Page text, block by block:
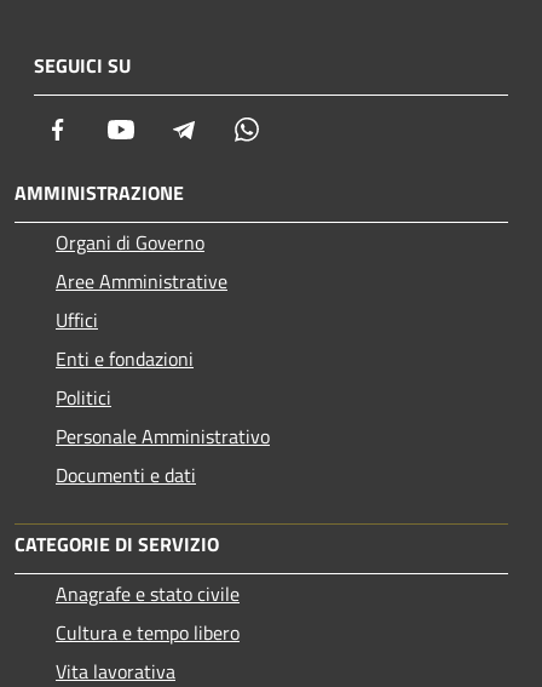
SEGUICI SU
Facebook Youtube Telegram
AMMINISTRAZIONE
Organi di Governo
Aree Amministrative
Uffici
Enti e fondazioni
Politici
Personale Amministrativo
Documenti e dati
CATEGORIE DI SERVIZIO
Anagrafe e stato civile
Cultura e tempo libero
Vita lavorativa